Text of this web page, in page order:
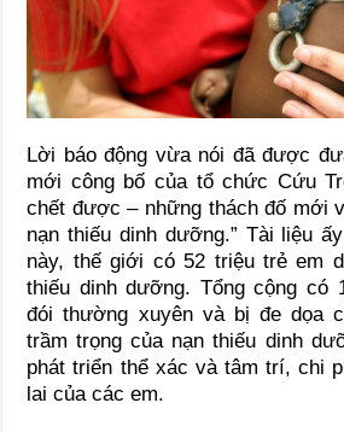
Lời báo động vừa nói đã được
mới công bố của tổ chức Cứu
chết được – những thách đố mới
nạn thiếu dinh dưỡng.” Tài liệu
này, thế giới có 52 triệu trẻ em
thiếu dinh dưỡng. Tổng cộng có
đói thường xuyên và bị đe dọa
trầm trọng của nạn thiếu dinh
phát triển thể xác và tâm trí, chi
lai của các em.